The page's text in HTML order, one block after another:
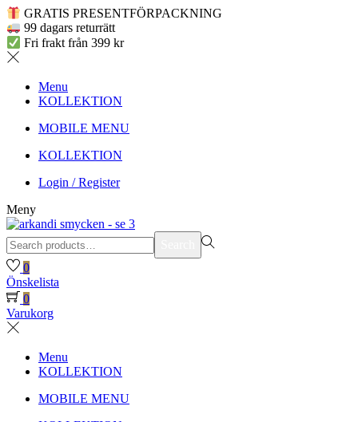
GRATIS PRESENTFÖRPACKNING
99 dagars returrätt
Fri frakt från 399 kr
Menu
KOLLEKTION
MOBILE MENU
KOLLEKTION
Login / Register
Meny
Search
for:>
0
Önskelista
0
Varukorg
Menu
KOLLEKTION
MOBILE MENU